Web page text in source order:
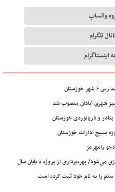
واتساپ
تلگرام
اینستاگرام
شهری آبادان منصوب شد
و دریانوردی خوزستان
بسیج ادارات خوزستان
می‌شود/ بهره‌برداری از پروژه تا پایان سال
ستم را به نام خود ثبت کرده است